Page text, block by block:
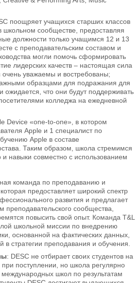
поощряет учащихся старших классов
школьном сообществе, предоставляя
должности только учащимся 12 и 13
с преподавательским составом и
могли помочь сформировать
лидерских качеств – настоящая сила
уважаемы и востребованы;
образцами для подражания для
ожидается, что они будут поддерживать
колледжа на ежедневной
Device «one-to-one», в котором
Apple и 1 специалист по
Apple в составе
Таким образом, школа стремимся
и навыки совместно с использованием
команда по преподаванию и
предоставляет широкий спектр
развития и предлагает
преподавательского сообщества,
повысить свой опыт. Команда T&L
школьной миссии по внедрению
основанной на фактических данных,
в стратегии преподавания и обучения.
: DESC не отбирает своих студентов на
поступлении, но школа регулярно
международных школ по результатам